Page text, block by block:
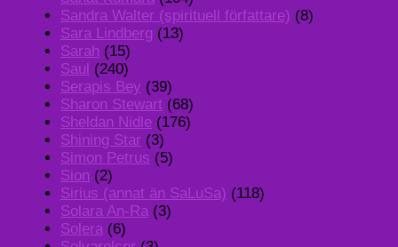
Sandra Walter (spirituell författare) (8)
Sara Lindberg (13)
Sarah (15)
Saul (240)
Serapis Bey (39)
Sharon Stewart (68)
Sheldan Nidle (176)
Shining Star (3)
Simon Petrus (5)
Sion (2)
Sirius (annat än SaLuSa) (118)
Solara An-Ra (3)
Solera (6)